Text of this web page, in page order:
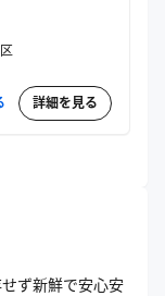
詳細を見る
ず新鮮で安心安